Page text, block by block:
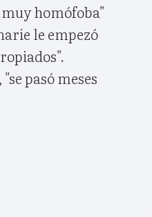
homófoba"
le empezó
pasó meses